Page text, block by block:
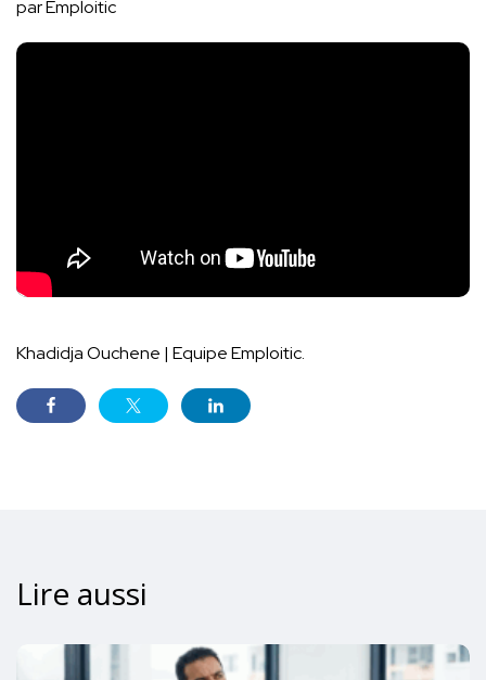
par Emploitic
Khadidja Ouchene | Equipe Emploitic.
Lire aussi